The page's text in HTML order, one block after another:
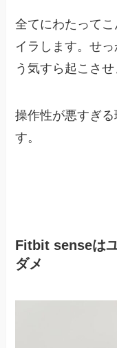
全てにわたって
イラします。せ
う気すら起こさせ
操作性が悪すぎ
す。
Fitbit senseは
ダメ